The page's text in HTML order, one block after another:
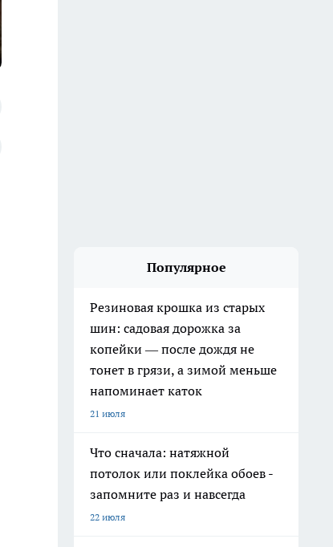
Популярное
Резиновая крошка из старых
шин: садовая дорожка за
копейки — после дождя не
тонет в грязи, а зимой меньше
напоминает каток
21 июля
Что сначала: натяжной
потолок или поклейка обоев -
запомните раз и навсегда
22 июля